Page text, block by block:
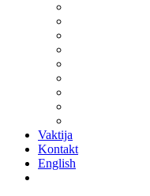
Vaktija
Kontakt
English